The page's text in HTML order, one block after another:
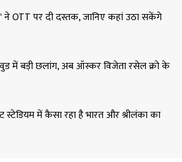
OTT पर दी दस्तक, जानिए कहां उठा सकेंगे
में बड़ी छलांग, अब ऑस्कर विजेता रसेल क्रो के
स्टेडियम में कैसा रहा है भारत और श्रीलंका का